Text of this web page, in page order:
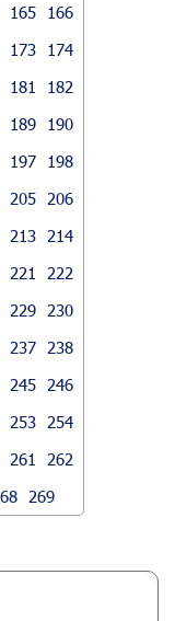
165
166
173
174
181
182
189
190
197
198
205
206
213
214
221
222
229
230
237
238
245
246
253
254
261
262
269